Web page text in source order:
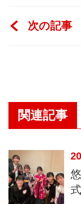
次の記事
関連記事
式